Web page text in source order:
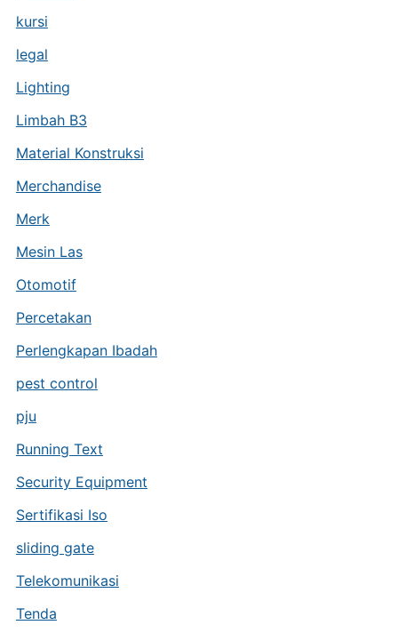
kursi
legal
Lighting
Limbah B3
Material Konstruksi
Merchandise
Merk
Mesin Las
Otomotif
Percetakan
Perlengkapan Ibadah
pest control
pju
Running Text
Security Equipment
Sertifikasi Iso
sliding gate
Telekomunikasi
Tenda